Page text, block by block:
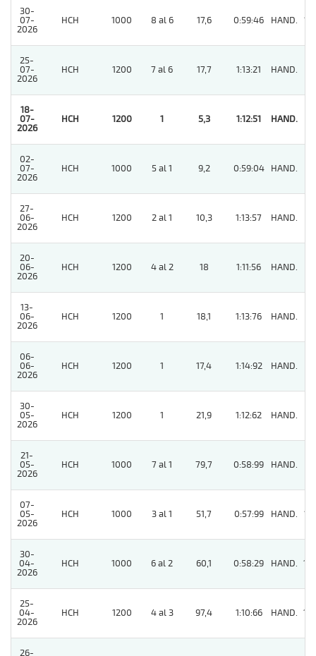
30-
07-
2026
HCH 1000 8 al 6 17,6 0:59:46 HAND. 13
25-
07-
2026
HCH 1200 7 al 6 17,7 1:13:21 HAND.
18-
07-
2026
HCH 1200 1 5,3 1:12:51 HAND.
02-
07-
2026
HCH 1000 5 al 1 9,2 0:59:04 HAND.
27-
06-
2026
HCH 1200 2 al 1 10,3 1:13:57 HAND.
20-
06-
2026
HCH 1200 4 al 2 18 1:11:56 HAND.
13-
06-
2026
HCH 1200 1 18,1 1:13:76 HAND.
06-
06-
2026
HCH 1200 1 17,4 1:14:92 HAND.
30-
05-
2026
HCH 1200 1 21,9 1:12:62 HAND.
21-
05-
2026
HCH 1000 7 al 1 79,7 0:58:99 HAND.
07-
05-
2026
HCH 1000 3 al 1 51,7 0:57:99 HAND. 13
30-
04-
2026
HCH 1000 6 al 2 60,1 0:58:29 HAND. 14
25-
04-
2026
HCH 1200 4 al 3 97,4 1:10:66 HAND. 14
26-